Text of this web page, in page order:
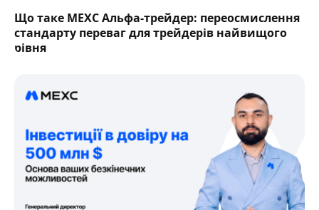
Що таке MEXC Альфа-трейдер: переосмислення
стандарту переваг для трейдерів найвищого
рівня